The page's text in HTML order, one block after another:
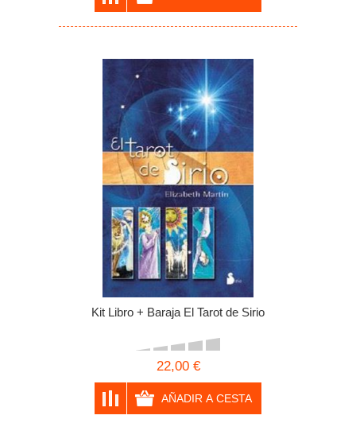
Kit Libro + Baraja El Tarot de Sirio
22,00 €